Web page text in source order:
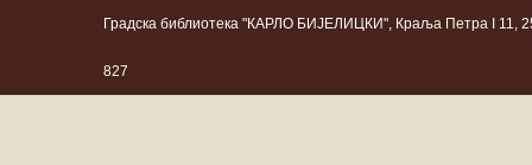
Градска библиотека "КАРЛО БИЈЕЛИЦКИ", Краља Петра I 11,
827